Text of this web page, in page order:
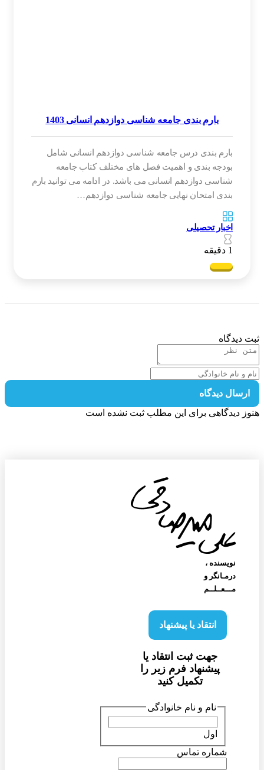
بارم بندی جامعه شناسی دوازدهم انسانی 1403
بارم بندی درس جامعه شناسی دوازدهم انسانی شامل
بودجه بندی و اهمیت فصل های مختلف کتاب جامعه
شناسی دوازدهم انسانی می باشد. در ادامه می توانید بارم
بندی امتحان نهایی جامعه شناسی دوازدهم…
اخبار تحصیلی
دیدگاه
دیدگاه
دیدگاهی برای این مطلب ثبت نشده است
نویسنده‌ ،
درمـانگر و
مـــعــلــم
انتقاد یا پیشنهاد
جهت ثبت انتقاد یا
پیشنهاد فرم زیر را
تکمیل کنید
نام و نام خانوادگی
شماره تماس